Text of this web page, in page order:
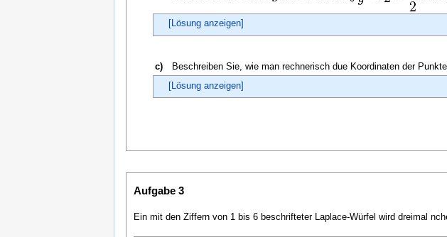
[Lösung anzeigen]
c)
Beschreiben Sie, wie man rechnerisch due Koordinaten der
[Lösung anzeigen]
Aufgabe 3
Ein mit den Ziffern von 1 bis 6 beschrifteter Laplace-Würfel wird dreimal